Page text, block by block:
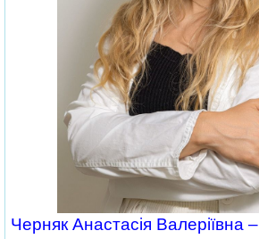
Черняк Анастасія Валеріївна –